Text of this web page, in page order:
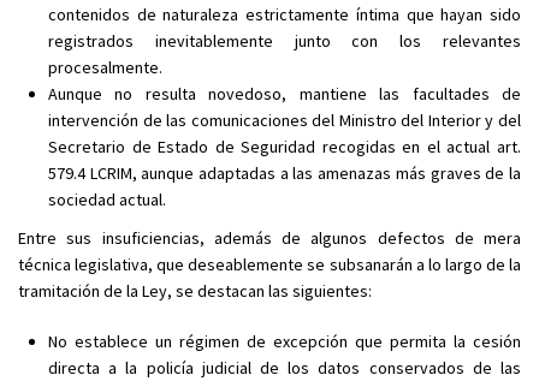
contenidos de naturaleza estrictamente íntima que hayan sido
registrados inevitablemente junto con los relevantes
procesalmente.
Aunque no resulta novedoso, mantiene las facultades de
intervención de las comunicaciones del Ministro del Interior y del
Secretario de Estado de Seguridad recogidas en el actual art.
579.4 LCRIM, aunque adaptadas a las amenazas más graves de la
sociedad actual.
Entre sus insuficiencias, además de algunos defectos de mera
técnica legislativa, que deseablemente se subsanarán a lo largo de la
tramitación de la Ley, se destacan las siguientes:
No establece un régimen de excepción que permita la cesión
directa a la policía judicial de los datos conservados de las